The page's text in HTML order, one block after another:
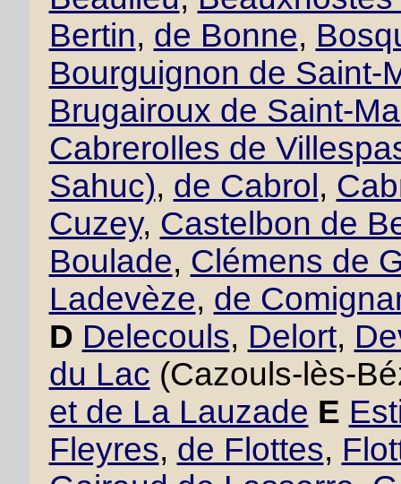
Bertin, de Bonne,
Bourguignon de Saint-
Brugairoux de Saint-
Cabrerolles de
Sahuc), de Cabrol ,
Cuzey, Castelbon de
Boulade, Clémens de
Ladevèze, de
D Delecouls, Delort,
du Lac (Cazouls-lès-
et de La Lauzade E
Fleyres, de Flottes,